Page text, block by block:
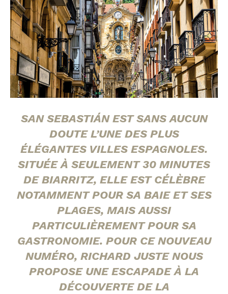
SAN SEBASTIÁN EST SANS AUCUN
DOUTE L’UNE DES PLUS
ÉLÉGANTES VILLES ESPAGNOLES.
SITUÉE À SEULEMENT 30 MINUTES
DE BIARRITZ, ELLE EST CÉLÈBRE
NOTAMMENT POUR SA BAIE ET SES
PLAGES, MAIS AUSSI
PARTICULIÈREMENT POUR SA
GASTRONOMIE. POUR CE NOUVEAU
NUMÉRO, RICHARD JUSTE NOUS
PROPOSE UNE ESCAPADE À LA
DÉCOUVERTE DE LA